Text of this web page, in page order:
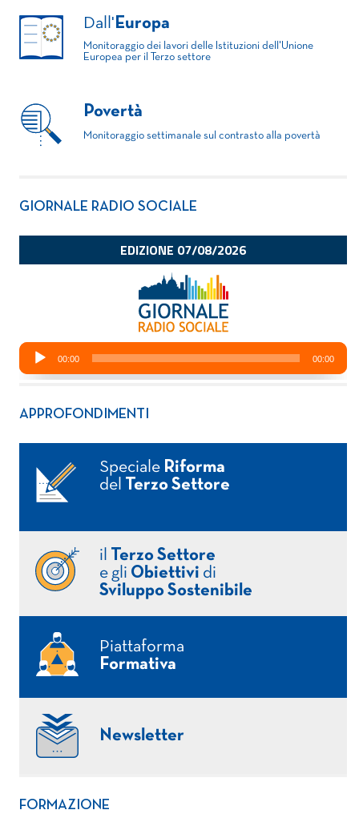
Dall' Europa
Monitoraggio dei lavori delle Istituzioni dell'Unione
Europea per il Terzo settore
Povertà
Monitoraggio settimanale sul contrasto alla povertà
GIORNALE RADIO SOCIALE
APPROFONDIMENTI
Speciale Riforma
del
Terzo Settore
il
Terzo Settore
e gli Obiettivi di
Sviluppo Sostenibile
Piattaforma
Formativa
Newsletter
FORMAZIONE